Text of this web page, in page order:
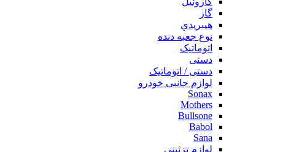
گاز
هيبريدي
نوع جعبه دنده
اتوماتيک
دستی
دستی / اتوماتیک
لوازم جانبی خودرو
Sonax
Mothers
Bullsone
Babol
Sana
لوازم تزئینی